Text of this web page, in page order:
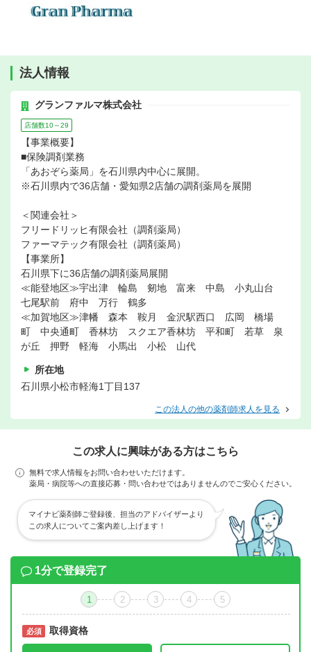
法人情報
グランファルマ株式会社
店舗数10～29
【事業概要】
■保険調剤業務
「あおぞら薬局」を石川県内中心に展開。
※石川県内で36店舗・愛知県2店舗の調剤薬局を展開
＜関連会社＞
フリードリッヒ有限会社（調剤薬局）
ファーマテック有限会社（調剤薬局）
【事業所】
石川県下に36店舗の調剤薬局展開
≪能登地区≫宇出津 輪島 剱地 富来 中島 小丸山台
七尾駅前 府中 万行 鶴多
≪加賀地区≫津幡 森本 鞍月 金沢駅西口 広岡 橋場
町 中央通町 香林坊 スクエア香林坊 平和町 若草 泉
が丘 押野 軽海 小馬出 小松 山代
所在地
石川県小松市軽海1丁目137
この法人の他の薬剤師求人を見る
この求人に興味がある方はこちら
無料で求人情報をお問い合わせいただけます。
薬局・病院等への直接応募・問い合わせではありませんのでご安心ください。
マイナビ薬剤師ご登録後、担当のアドバイザーより
この求人についてご案内差し上げます！
1分で登録完了
1 2 3 4 5
必須 取得資格